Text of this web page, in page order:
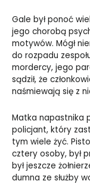
Gale był ponoć
jego chorobą
motywów. Mógł
do rozpadu
mordercy, jego
sądził, że
naśmiewają się z
Matka napastnika
policjant, który
tym wiele żyć.
cztery osoby, był
był jeszcze
dumna ze służby